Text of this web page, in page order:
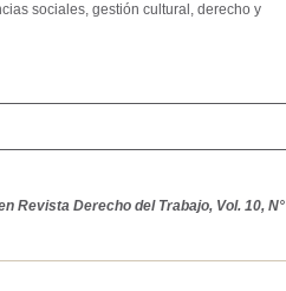
Revista Derecho del Trabajo, Vol. 10, N°
sociales, gestión cultural, derecho y